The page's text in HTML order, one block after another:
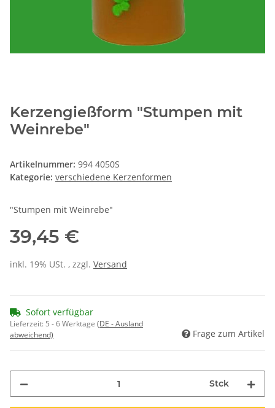
Kerzengießform "Stumpen mit
Weinrebe"
Artikelnummer: 994 4050S
Kategorie: verschiedene Kerzenformen
"Stumpen mit Weinrebe"
39,45 €
inkl. 19% USt. , zzgl. Versand
Sofort verfügbar
Lieferzeit: 5 - 6 Werktage (DE - Ausland
abweichend)
Frage zum Artikel
Stck